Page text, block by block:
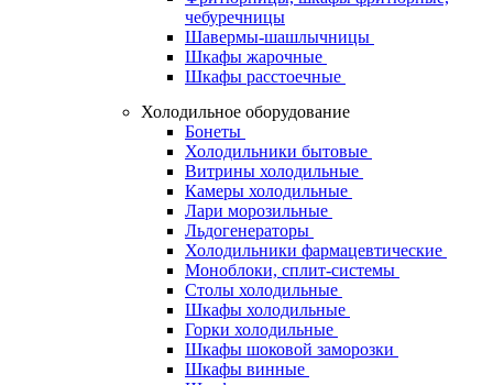
чебуречницы
Шавермы-шашлычницы
Шкафы жарочные
Шкафы расстоечные
Холодильное оборудование
Бонеты
Холодильники бытовые
Витрины холодильные
Камеры холодильные
Лари морозильные
Льдогенераторы
Холодильники фармацевтические
Моноблоки, сплит-системы
Столы холодильные
Шкафы холодильные
Горки холодильные
Шкафы шоковой заморозки
Шкафы винные